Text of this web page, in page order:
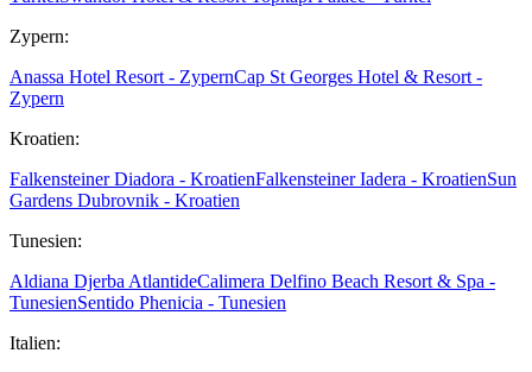
Zypern:
Anassa Hotel Resort - ZypernCap St Georges Hotel & Resort -
Zypern
Kroatien:
Falkensteiner Diadora - KroatienFalkensteiner Iadera - KroatienSun
Gardens Dubrovnik - Kroatien
Tunesien:
Aldiana Djerba AtlantideCalimera Delfino Beach Resort & Spa -
TunesienSentido Phenicia - Tunesien
Italien: